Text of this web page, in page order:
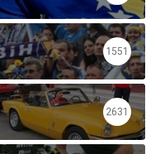
1551
2631